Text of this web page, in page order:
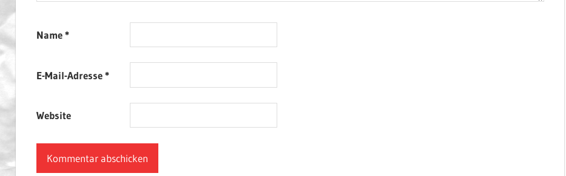
Name*
E-Mail-Adresse*
Website